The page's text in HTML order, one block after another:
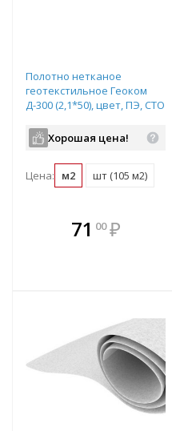
Полотно нетканое
геотекстильное Геоком
Д-300 (2,1*50), цвет, ПЭ, СТО
Хорошая цена!
Цена: м2 шт (105 м2)
71 00 ₽
В комплекте
всегда выгоднее!